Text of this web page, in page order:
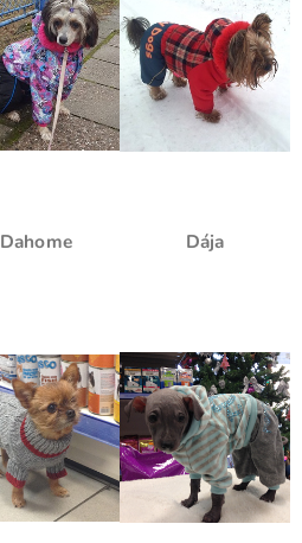
Dahome Dája